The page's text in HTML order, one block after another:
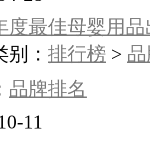
度最佳母婴用品
： 排行榜 >
品牌排名
11